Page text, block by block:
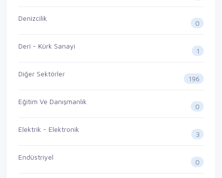
Denizcilik
0
Deri - Kürk Sanayi
1
Diğer Sektörler
196
Eğitim Ve Danışmanlık
0
Elektrik - Elektronik
3
Endüstriyel
0